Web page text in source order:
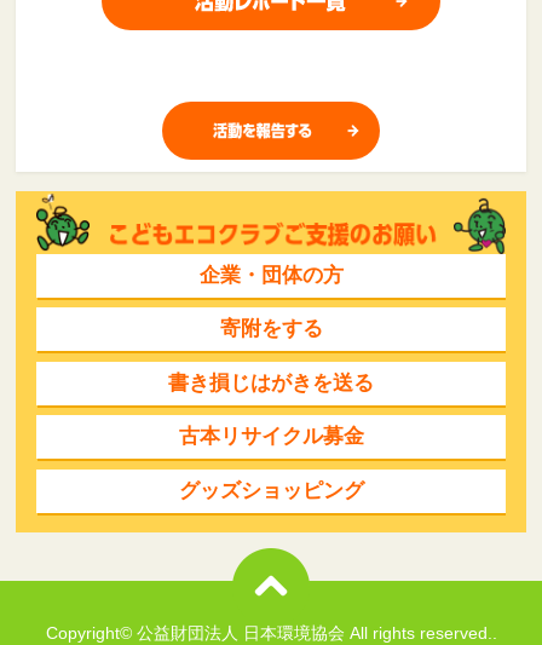
企業・団体の方
寄附をする
書き損じはがきを送る
古本リサイクル募金
グッズショッピング
Copyright© 公益財団法人 日本環境協会 All rights reserved..